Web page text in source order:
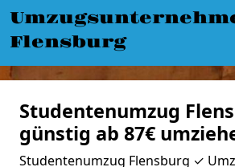
Flensburg
Studentenumzug
günstig ab 87€
Studentenumzug Flensburg ✓